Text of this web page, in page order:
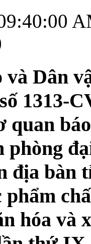
và Dân
1313-
quan
địa bàn
phẩm
hóa và